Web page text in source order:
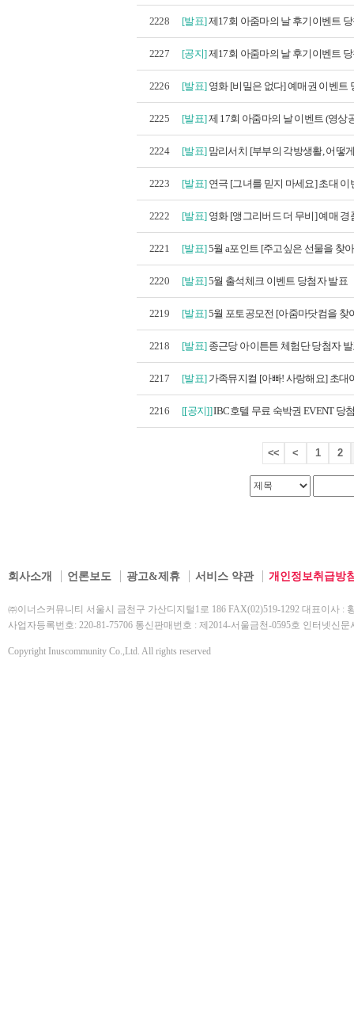
2228 [발표]제17회 아줌마의 날 후기이벤트
2227 [공지]제17회 아줌마의 날 후기이벤트
2226 [발표] 영화 [비밀은 없다] 예매권 이벤트
2225 [발표]제 17회 아줌마의 날 이벤트 (영상
2224 [발표] 맘리서치 [부부의 각방생활, 어떻
2223 [발표] 연극 [그녀를 믿지 마세요] 초대 이
2222 [발표] 영화 [앵그리버드 더 무비] 예매 경
2221 [발표]5월 a포인트 [주고싶은 선물을 찾
2220 [발표]5월 출석체크 이벤트 당첨자 발표
2219 [발표]5월 포토공모전 [아줌마닷컴을 찾
2218 [발표] 종근당 아이튼튼 체험단 당첨자
2217 [발표] 가족뮤지컬 [아빠! 사랑해요] 초대
2216 [[공지]]IBC호텔 무료 숙박권 EVENT 당
<< < 1 2